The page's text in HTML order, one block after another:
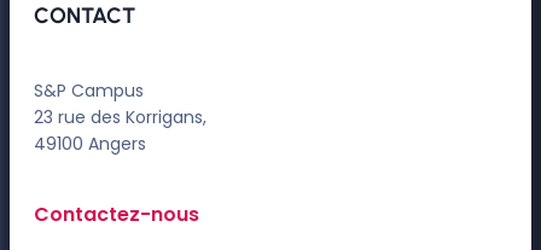
CONTACT
S&P Campus
23 rue des Korrigans,
49100 Angers
Contactez-nous